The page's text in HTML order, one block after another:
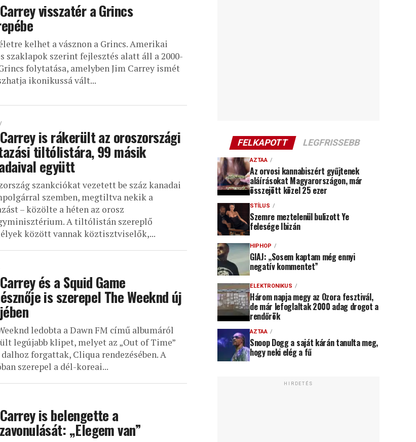
visszatér a Grincs
kelhet a vásznon a Grincs. Amerikai
szaklapok szerint fejlesztés alatt áll a 2000-
folytatása, amelyben Jim Carrey ismét
ikonikussá vált...
is rákerült az oroszországi
tiltólistára, 99 másik
együtt
szankciókat vezetett be száz kanadai
szemben, megtiltva nekik a
– közölte a héten az orosz
A tiltólistán szereplő
között vannak köztisztviselők,...
és a Squid Game
is szerepel The Weeknd új
ledobta a Dawn FM című albumáról
legújabb klipet, melyet az „Out of Time”
forgattak, Cliqua rendezésében. A
szerepel a dél-koreai...
is belengette a
„Elegem van”
FELKAPOTT LEGFRISSEBB
AZTAA
Az orvosi kannabiszért gyűjtenek
aláírásokat Magyarországon, már
összejött közel 25 ezer
STÍLUS
Szemre meztelenül bulizott Ye
felesége Ibizán
HIPHOP
GIAJ: „Sosem kaptam még ennyi
negatív kommentet”
ELEKTRONIKUS
Három napja megy az Ozora fesztivál,
de már lefoglaltak 2000 adag drogot a
rendőrök
AZTAA
Snoop Dogg a saját kárán tanulta meg,
hogy neki elég a fű
HIRDETÉS